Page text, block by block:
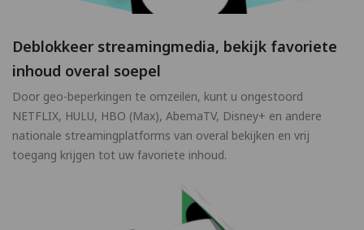
Deblokkeer streamingmedia, bekijk favoriete
inhoud overal soepel
Door geo-beperkingen te omzeilen, kunt u ongestoord
NETFLIX, HULU, HBO (Max), AbemaTV, Disney+ en andere
nationale streamingplatforms van overal bekijken en vrij
toegang krijgen tot uw favoriete inhoud.